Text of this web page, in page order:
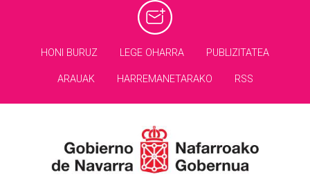
HONI BURUZ LEGE OHARRA PUBLIZITATEA
ARAUAK HARREMANETARAKO RSS